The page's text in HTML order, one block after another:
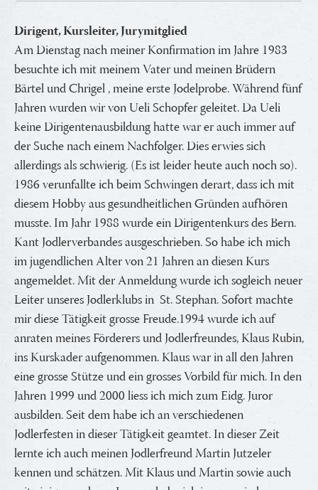
Dirigent, Kursleiter, Jurymitglied
Am Dienstag nach meiner Konfirmation im Jahre 1983
besuchte ich mit meinem Vater und meinen Brüdern
Bärtel und Chrigel , meine erste Jodelprobe. Während fünf
Jahren wurden wir von Ueli Schopfer geleitet. Da Ueli
keine Dirigentenausbildung hatte war er auch immer auf
der Suche nach einem Nachfolger. Dies erwies sich
allerdings als schwierig. (Es ist leider heute auch noch so).
1986 verunfallte ich beim Schwingen derart, dass ich mit
diesem Hobby aus gesundheitlichen Gründen aufhören
musste. Im Jahr 1988 wurde ein Dirigentenkurs des Bern.
Kant Jodlerverbandes ausgeschrieben. So habe ich mich
im jugendlichen Alter von 21 Jahren an diesen Kurs
angemeldet. Mit der Anmeldung wurde ich sogleich neuer
Leiter unseres Jodlerklubs in St. Stephan. Sofort machte
mir diese Tätigkeit grosse Freude.1994 wurde ich auf
anraten meines Förderers und Jodlerfreundes, Klaus Rubin,
ins Kurskader aufgenommen. Klaus war in all den Jahren
eine grosse Stütze und ein grosses Vorbild für mich. In den
Jahren 1999 und 2000 liess ich mich zum Eidg. Juror
ausbilden. Seit dem habe ich an verschiedenen
Jodlerfesten in dieser Tätigkeit geamtet. In dieser Zeit
lernte ich auch meinen Jodlerfreund Martin Jutzeler
kennen und schätzen. Mit Klaus und Martin sowie auch